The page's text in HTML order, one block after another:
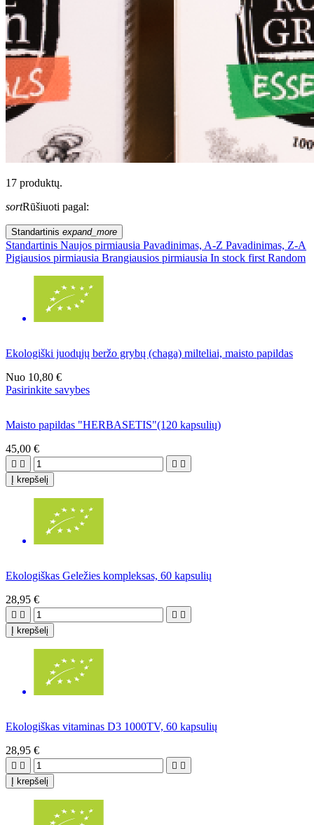
17 produktų.
sortRūšiuoti pagal:
Standartinis expand_more
Standartinis Naujos pirmiausia Pavadinimas, A-Z Pavadinimas, Z-A
Pigiausios pirmiausia Brangiausios pirmiausia In stock first Random
Ekologiški juodųjų beržo grybų (chaga) milteliai, maisto papildas
Nuo 10,80 €
Pasirinkite savybes
Maisto papildas "HERBASETIS"(120 kapsulių)
45,00 €
   
Į krepšelį
Ekologiškas Geležies kompleksas, 60 kapsulių
28,95 €
   
Į krepšelį
Ekologiškas vitaminas D3 1000TV, 60 kapsulių
28,95 €
   
Į krepšelį